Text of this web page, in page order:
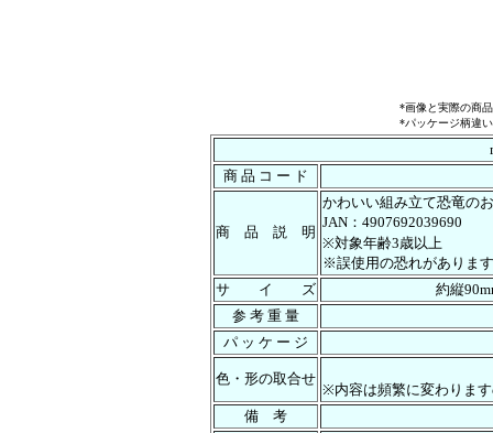
*画像と実際の商
*パッケージ柄違
商 品 コ ー ド
商 品 説 明
かわいい組み立て恐竜の
JAN：4907692039690
※対象年齢3歳以上
※誤使用の恐れがありま
サ イ ズ
約縦
参 考 重 量
パ ッ ケ ー ジ
色・形の取合せ
※内容は頻繁に変わりま
備 考